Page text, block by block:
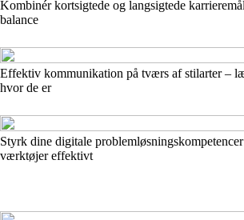
Kombinér kortsigtede og langsigtede
balance
Effektiv kommunikation på tværs af stilarter –
hvor de er
Styrk dine digitale
værktøjer effektivt